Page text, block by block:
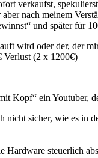
verkaufst,
nach meinem
und später für
wird oder der, der
Verlust (2 x 1200€)
Kopf“ ein Youtuber,
sicher, wie es in
Hardware steuerlich